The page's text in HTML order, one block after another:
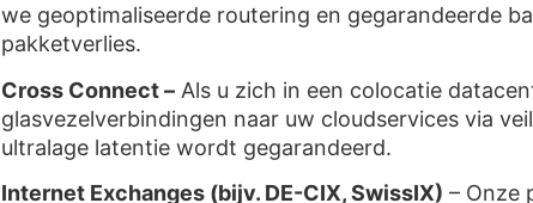
we geoptimaliseerde routering en gegarandeerde
pakketverlies.
Cross Connect – Als u zich in een colocatie
glasvezelverbindingen naar uw cloudservices via
ultralage latentie wordt gegarandeerd.
Internet Exchanges (bijv. DE-CIX, SwissIX) – Onze